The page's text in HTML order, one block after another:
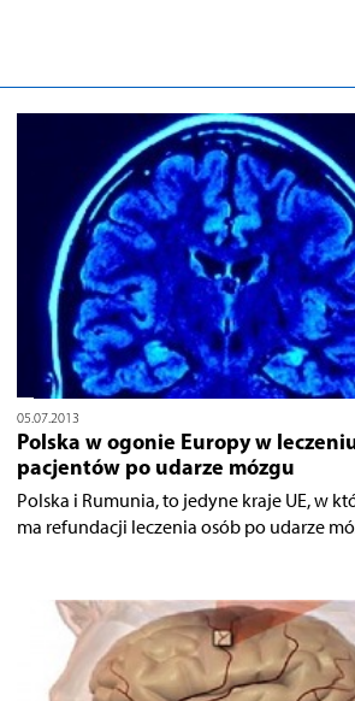
05.07.2013
Polska w ogonie Europy w
pacjentów po udarze mózgu
Polska i Rumunia, to jedyne kraje UE, w
ma refundacji leczenia osób po udarze